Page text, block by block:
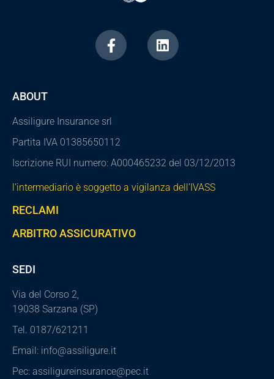
ABOUT
Assiligure Insurance srl
Partita IVA 01385650112
Iscrizione RUI numero: A000465232 del 03/12/2013
l’intermediario è soggetto a vigilanza dell’IVASS
RECLAMI
ARBITRO ASSICURATIVO
SEDI
Via del Corso 2,
19038 Sarzana (SP)
Tel. 0187/621211
Email: info@assiligure.it
Pec: assiligureinsurance@pec.it